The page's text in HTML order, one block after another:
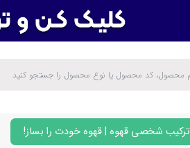
ترکیب شخصی قهوه | قهوه خودت را بساز!